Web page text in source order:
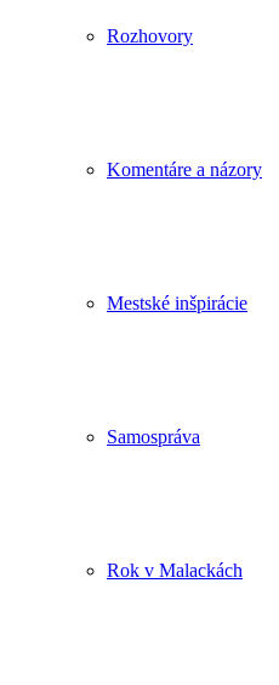
Rozhovory
Komentáre a názory
Mestské inšpirácie
Samospráva
Rok v Malackách